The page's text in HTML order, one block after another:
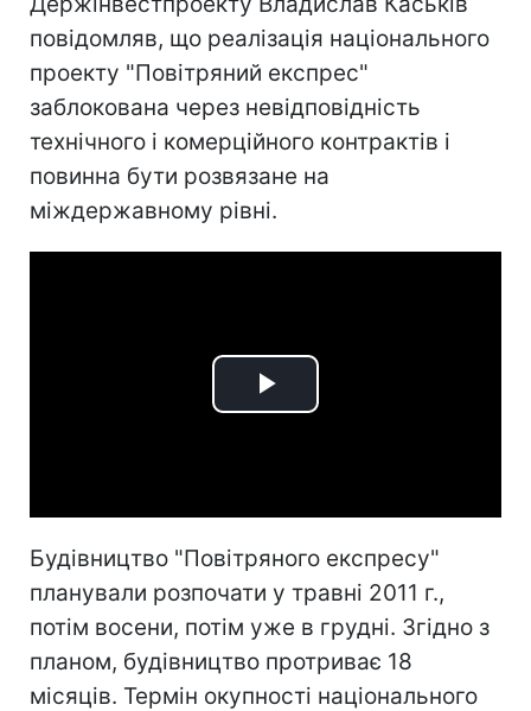
повідомляв, що реалізація національного
проекту "Повітряний експрес"
заблокована через невідповідність
технічного і комерційного контрактів і
повинна бути розвязане на
міждержавному рівні.
Play
Будівництво "Повітряного експресу"
планували розпочати у травні 2011 г.,
потім восени, потім уже в грудні. Згідно з
планом, будівництво протриває 18
місяців. Термін окупності національного